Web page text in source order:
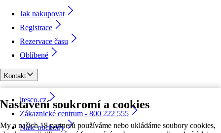
Nastavení soukromí a cookies
My a našich 18 partnerů používáme nebo ukládáme soubory cookies,
Jak nakupovat
Registrace
Rezervace času
Oblíbené
Kontakt
itesco.cz
Zákaznické centrum - 800 222 555
Naše obchody